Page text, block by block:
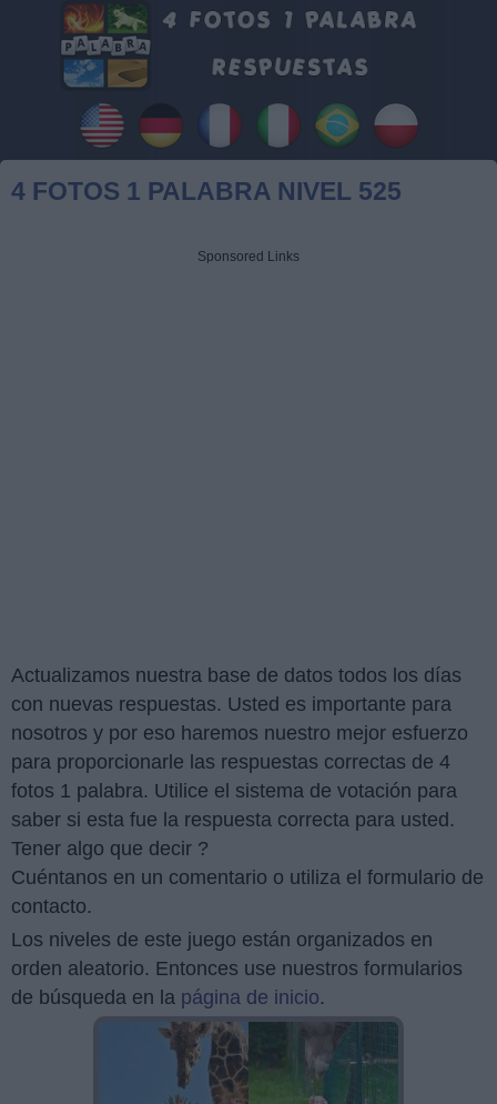
4 FOTOS 1 PALABRA NIVEL 525
Sponsored Links
Actualizamos nuestra base de datos todos los días
con nuevas respuestas. Usted es importante para
nosotros y por eso haremos nuestro mejor esfuerzo
para proporcionarle las respuestas correctas de 4
fotos 1 palabra. Utilice el sistema de votación para
saber si esta fue la respuesta correcta para usted.
Tener algo que decir ?
Cuéntanos en un comentario o utiliza el formulario de
contacto.
Los niveles de este juego están organizados en
orden aleatorio. Entonces use nuestros formularios
de búsqueda en la página de inicio.